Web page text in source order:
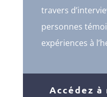
travers
personnes
expériences à
Accédez à